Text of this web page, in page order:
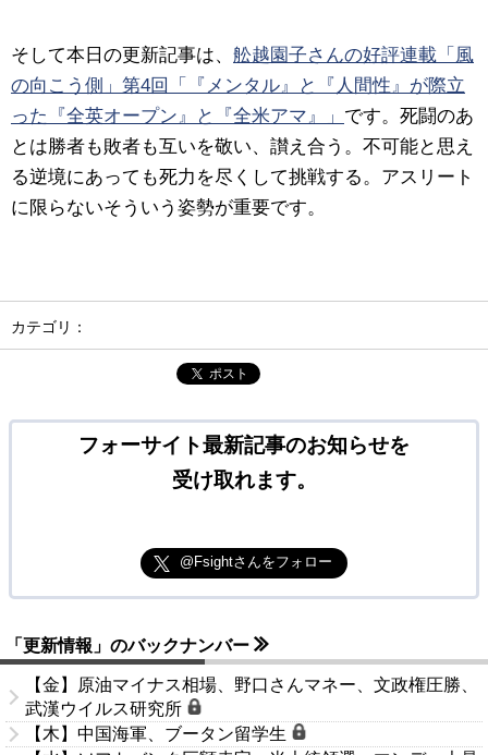
そして本日の更新記事は、 舩越園子さんの好評連載「風
の向こう側」第4回「『メンタル』と『人間性』が際立
った『全英オープン』と『全米アマ』」 です。 死闘のあ
とは勝者も敗者も互いを敬い、讃え合う。不可能と思え
る逆境にあっても死力を尽くして挑戦する。アスリート
に限らないそういう姿勢が重要です。
カテゴリ：
ポスト
フォーサイト最新記事のお知らせを
受け取れます。
@Fsightさんをフォロー
「更新情報」のバックナンバー
【金】原油マイナス相場、野口さんマネー、文政権圧勝、
武漢ウイルス研究所
【木】中国海軍、ブータン留学生